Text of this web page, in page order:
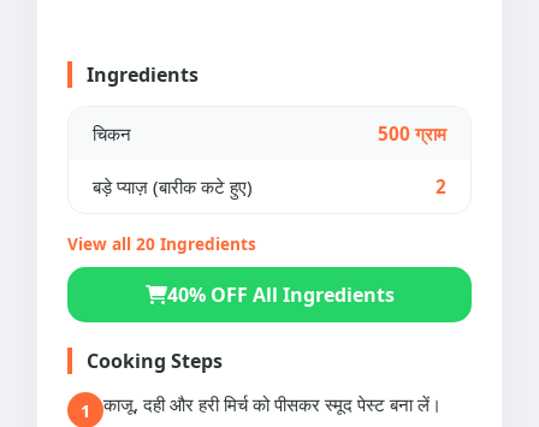
Ingredients
चिकन 500 ग्राम
बड़े प्याज़ (बारीक कटे हुए) 2
View all 20 Ingredients
40% OFF All Ingredients
Cooking Steps
1 काजू, दही और हरी मिर्च को पीसकर स्मूद पेस्ट बना लें।